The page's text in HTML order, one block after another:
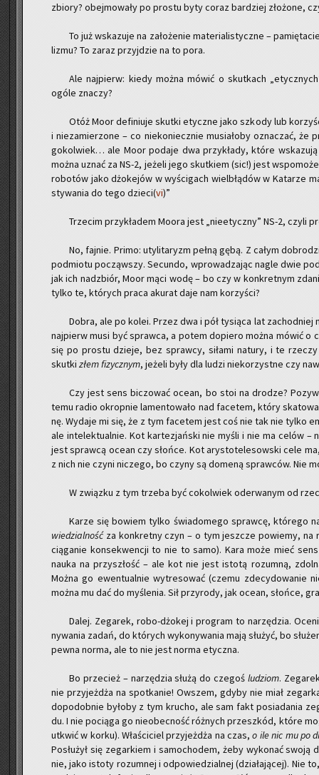
zbio­ry? obej­mo­wa­ły po pro­stu byty coraz bar­dziej zło­żo­ne,
To już wska­zu­je na za­ło­że­nie ma­te­ria­li­stycz­ne –
li­zmu? To zaraz przyj­dzie na to pora.
Ale naj­pierw: kiedy można mówić o skut­kach
ogóle zna­czy?
Otóż Moor de­fi­niu­je skut­ki etycz­ne jako szko­dy lub
i nie­za­mie­rzo­ne – co nie­ko­niecz­nie mu­sia­ło­by ozna­czać,
go­kol­wiek… ale Moor po­da­je dwa przy­kła­dy, które
można uznać za NS-2, je­że­li jego skut­kiem (sic!) jest
ro­bo­tów jako dżo­ke­jów w wy­ści­gach wiel­błą­dów w Ka­ta­rze
sty­wa­nia do tego dzie­ci(vi)”
Trze­cim przy­kła­dem Moora jest „nie­etycz­ny” NS-2, czyli
No, faj­nie. Primo: uty­li­ta­ryzm pełną gębą. Z całym
pod­mio­tu po­cząw­szy. Se­cun­do, wpro­wa­dza­jąc nagle dwie
jak ich nadzbiór, Moor mąci wodę – bo czy w kon­kret­nym
tylko te, któ­rych praca aku­rat daje nam ko­rzy­ści?
Dobra, ale po kolei. Przez dwa i pół ty­sią­ca lat
naj­pierw musi być spraw­ca, a potem do­pie­ro można mówić o
się po pro­stu dzie­je, bez spraw­cy, si­ła­mi na­tu­ry, i te
skut­ki złem fi­zycz­nym, je­że­li były dla ludzi nie­ko­rzyst­ne czy
Czy jest sens bi­czo­wać ocean, bo stoi na dro­dze?
temu radio okrop­nie la­men­to­wa­ło nad fa­ce­tem, który
nę. Wy­da­je mi się, że z tym fa­ce­tem jest coś nie tak nie tylko
ale in­te­lek­tu­al­nie. Kot kar­te­zjań­ski nie myśli i nie ma celów
jest spraw­cą ocean czy słoń­ce. Kot ary­sto­te­le­sow­ski cele
z nich nie czyni ni­cze­go, bo czyny są do­me­ną spraw­ców. Nie
W związ­ku z tym trze­ba być co­kol­wiek ode­rwa­nym od
Karze się bo­wiem tylko świa­do­me­go spraw­cę, któ­re­go
wie­dzial­nośćza kon­kret­ny czyn – o tym jesz­cze po­wie­my,
cią­ga­nie kon­se­kwen­cji to nie to samo). Kara może mieć
nauka na przy­szłość – ale kot nie jest isto­tą ro­zum­ną,
Można go ewen­tu­al­nie wy­tre­so­wać (czemu zde­cy­do­wa­nie
można mu dać do my­śle­nia. Sił przy­ro­dy, jak ocean, słoń­ce,
Dalej. Ze­ga­rek, ro­bo-dżo­kej i pro­gram to na­rzę­dzia.
ny­wa­nia zadań, do któ­rych wy­ko­ny­wa­nia mają słu­żyć, bo
pewna norma, ale to nie jest norma etycz­na.
Bo prze­cież – na­rzę­dzia służą do cze­goślu­dziom.
nie przy­jeż­dża na spo­tka­nie! Ow­szem, gdyby nie miał
do­po­dob­nie by­ło­by z tym kru­cho, ale sam fakt po­sia­da­nia
du. I nie po­cią­ga go nie­obec­ność róż­nych prze­szkód, które
utkwić w korku). Wła­ści­ciel przy­jeż­dża na czas,o ile nic mu po
Po­słu­żył się ze­gar­kiem i sa­mo­cho­dem, żeby wy­ko­nać
nie, jako isto­ty ro­zum­nej i od­po­wie­dzial­nej (dzia­ła­ją­cej). Nie